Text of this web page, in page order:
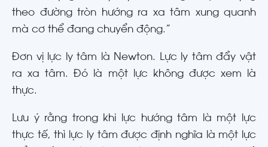
theo đường tròn hướng ra xa tâm xung quanh
mà cơ thể đang chuyển động.”
Đơn vị lực ly tâm là Newton. Lực ly tâm đẩy vật
ra xa tâm. Đó là một lực không được xem là
thực.
Lưu ý rằng trong khi lực hướng tâm là một lực
thực tế, thì lực ly tâm được định nghĩa là một lực